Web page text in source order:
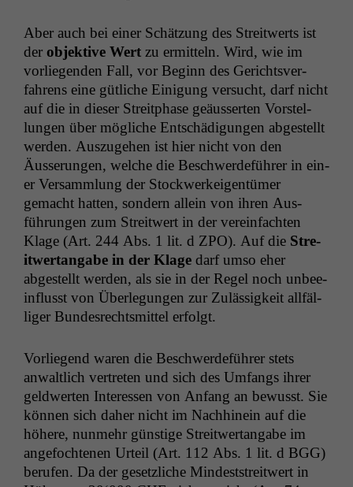
Aber auch bei ein­er Schätzung des Stre­itwerts ist
der objek­tive Wert zu ermit­teln. Wird, wie im
vor­liegen­den Fall, vor Beginn des Gerichtsver­
fahrens eine gütliche Eini­gung ver­sucht, darf nicht
auf die in dieser Stre­it­phase geäusserten Vorstel­
lun­gen über mögliche Entschädi­gun­gen abgestellt
wer­den. Auszuge­hen ist hier nicht von den
Äusserun­gen, welche die Beschw­erde­führer in ein­
er Ver­samm­lung der Stock­w­erkeigen­tümer
gemacht hat­ten, son­dern allein von ihren Aus­
führun­gen zum Stre­itwert in der vere­in­facht­en
Klage (Art. 244 Abs. 1 lit. d ZPO). Auf die Stre­
itwer­tangabe in der Klage darf umso eher
abgestellt wer­den, als sie in der Regel noch unbee­
in­flusst von Über­legun­gen zur Zuläs­sigkeit allfäl­
liger Bun­desrechtsmit­tel erfolgt.
Vor­liegend waren die Beschw­erde­führer stets
anwaltlich vertreten und sich des Umfangs ihrer
geld­w­erten Inter­essen von Anfang an bewusst. Sie
kön­nen sich daher nicht im Nach­hinein auf die
höhere, nun­mehr gün­stige Stre­itwer­tangabe im
ange­focht­e­nen Urteil (Art. 112 Abs. 1 lit. d BGG)
berufen. Da der geset­zliche Min­dest­stre­itwert in